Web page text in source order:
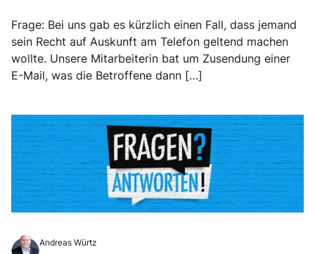
Frage: Bei uns gab es kürzlich einen Fall, dass jemand
sein Recht auf Auskunft am Telefon geltend machen
wollte. Unsere Mitarbeiterin bat um Zusendung einer
E-Mail, was die Betroffene dann […]
Andreas Würtz